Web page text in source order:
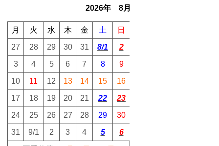
2026年 8月
月 火 水 木 金 土 日
27 28 29 30 31 8/1 2
3 4 5 6 7 8 9
10 11 12 13 14 15 16
17 18 19 20 21 22 23
24 25 26 27 28 29 30
31 9/1 2 3 4 5 6